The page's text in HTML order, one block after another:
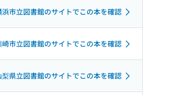
浜市立図書館のサイトでこの本を確認
崎市立図書館のサイトでこの本を確認
梨県立図書館のサイトでこの本を確認